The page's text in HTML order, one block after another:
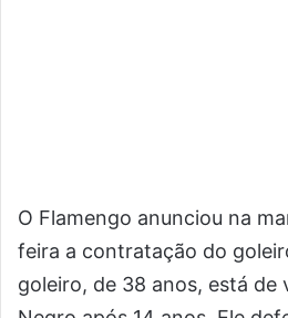
O Flamengo anunciou na
feira a contratação do
goleiro, de 38 anos, está de